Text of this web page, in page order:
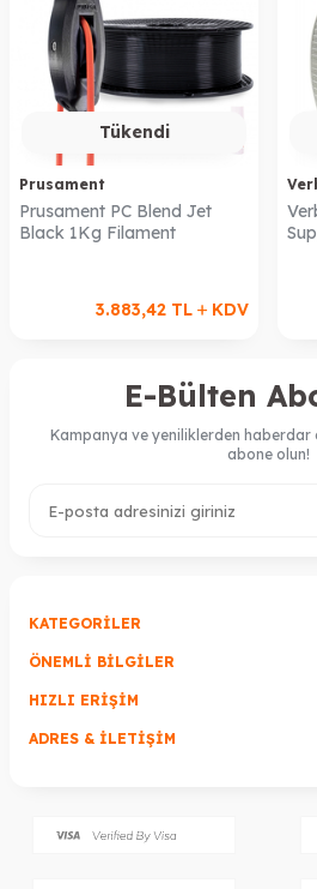
Tükendi
Prusament
Prusament PC Blend Jet
Black 1Kg Filament
3.883,42 TL KDV
E-Bülten
Kampanya ve yeniliklerden
abone olun!
KATEGORILER
ÖNEMLI BILGILER
HIZLI ERIŞIM
ADRES & İLETIŞIM